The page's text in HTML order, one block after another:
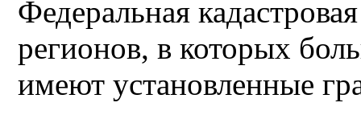
Федеральная
регионов, в которых
имеют установленные